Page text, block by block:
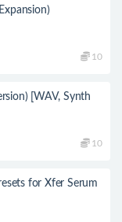
10
[WAV, Synth
10
for Xfer Serum